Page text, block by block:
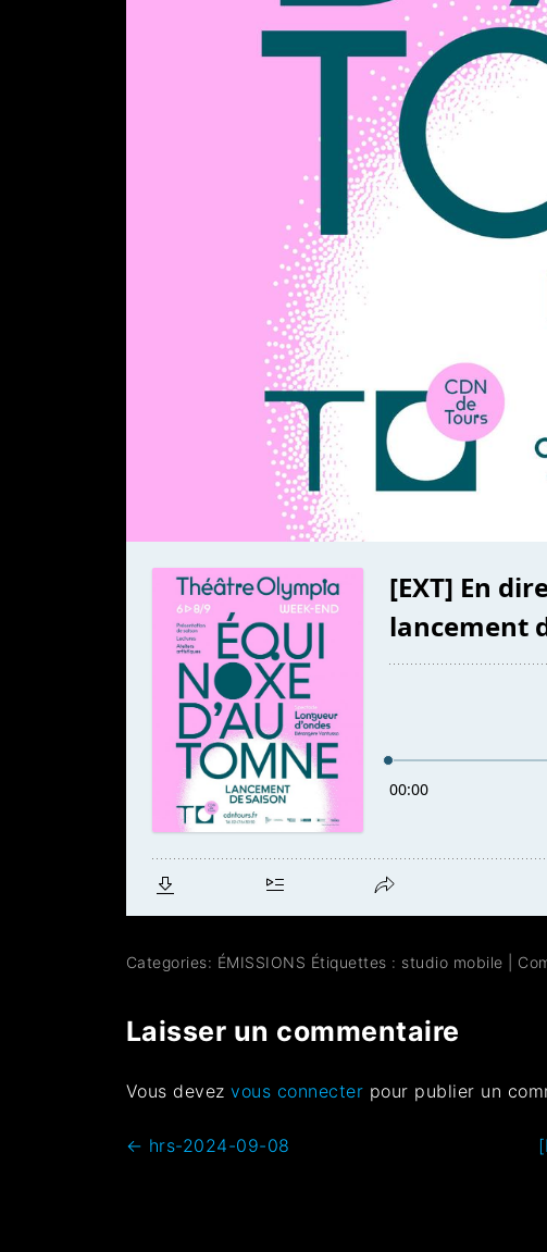
Categories: ÉMISSIONS Étiquettes : studio mobile
Laisser un commentaire
Vous devezvous connecter pour publier un
← hrs-2024-09-08